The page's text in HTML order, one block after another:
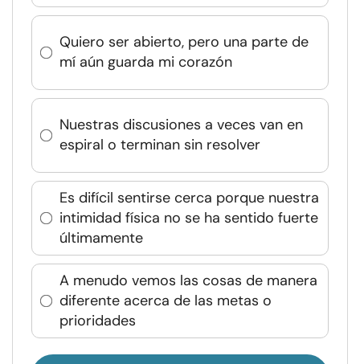
Quiero ser abierto, pero una parte de
mí aún guarda mi corazón
Nuestras discusiones a veces van en
espiral o terminan sin resolver
Es difícil sentirse cerca porque nuestra
intimidad física no se ha sentido fuerte
últimamente
A menudo vemos las cosas de manera
diferente acerca de las metas o
prioridades